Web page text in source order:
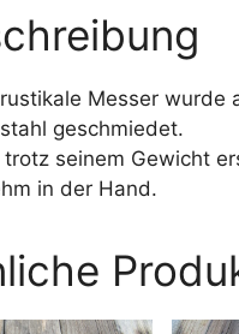
Messer wurde
geschmiedet.
trotz seinem Gewicht
in der Hand.